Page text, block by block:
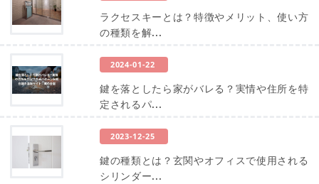
ラクセスキーとは？特徴やメリット、使い方
の種類を解...
2024-01-22
鍵を落としたら家がバレる？実情や住所を特
定されるパ...
2023-12-25
鍵の種類とは？玄関やオフィスで使用される
シリンダー...